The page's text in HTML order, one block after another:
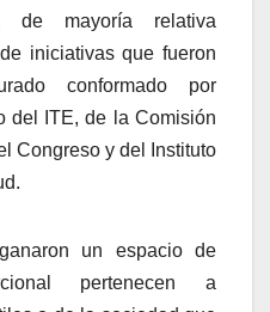
mayoría relativa
iniciativas que fueron
conformado por
del ITE, de la Comisión
Congreso y del Instituto
un espacio de
pertenecen a